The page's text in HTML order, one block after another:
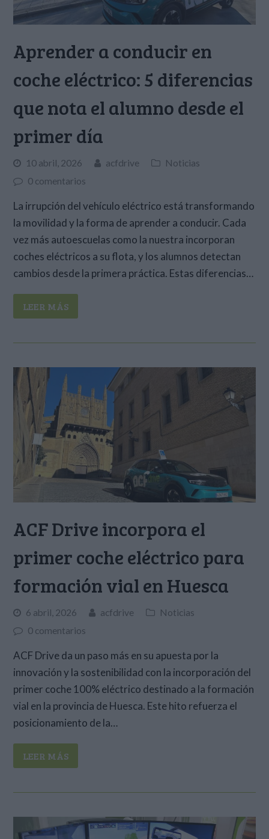
Aprender a conducir en
coche eléctrico: 5 diferencias
que nota el alumno desde el
primer día
10 abril, 2026 acfdrive
Noticias
0 comentarios
La irrupción del vehículo eléctrico está transformando
la movilidad y la forma de aprender a conducir. Cada
vez más autoescuelas como la nuestra incorporan
coches eléctricos a su flota, y los alumnos detectan
cambios desde la primera práctica. Estas diferencias…
LEER MÁS
ACF Drive incorpora el
primer coche eléctrico para
formación vial en Huesca
6 abril, 2026 acfdrive
Noticias
0 comentarios
ACF Drive da un paso más en su apuesta por la
innovación y la sostenibilidad con la incorporación del
primer coche 100% eléctrico destinado a la formación
vial en la provincia de Huesca. Este hito refuerza el
posicionamiento de la…
LEER MÁS